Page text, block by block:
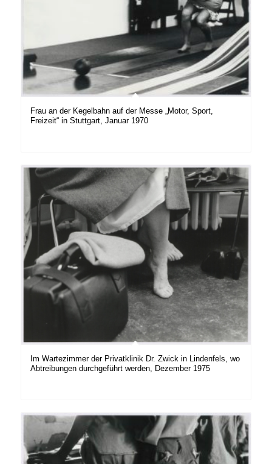
Frau an der Kegelbahn auf der Messe „Motor, Sport,
Freizeit“ in Stuttgart, Januar 1970
Im Wartezimmer der Privatklinik Dr. Zwick in Lindenfels, wo
Abtreibungen durchgeführt werden, Dezember 1975